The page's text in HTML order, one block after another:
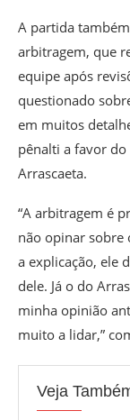
A partida
arbitragem, que
equipe após
questionado
em muitos
pênalti a favor
Arrascaeta.
“A arbitragem é
não opinar sobre
a explicação, ele
dele. Já o do
minha opinião
muito a lidar,”
Veja